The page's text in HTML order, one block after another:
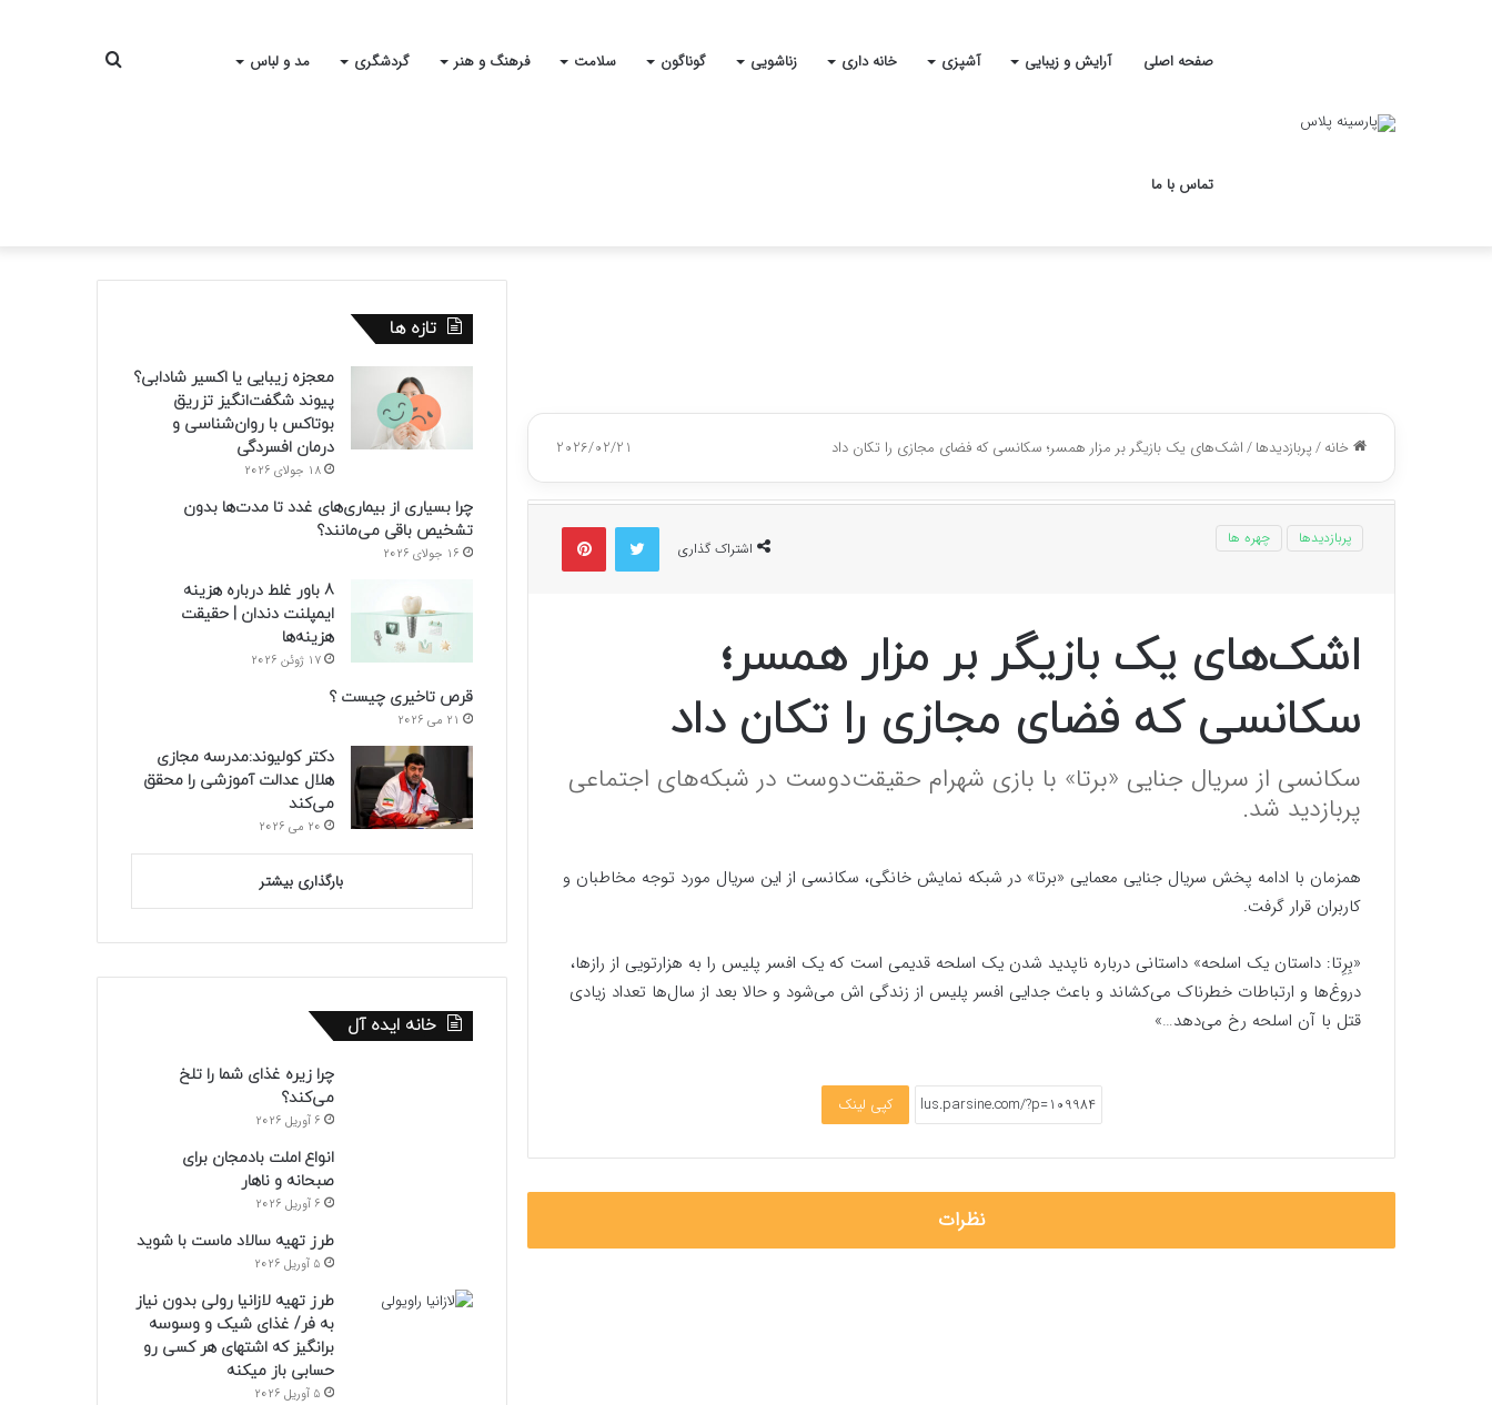
صفحه اصلی آرایش و زیبایی آشپزی خانه داری زناشویی گوناگون سلامت فرهنگ و هنر گردشگری مد و لباس
تماس با ما
جستجو
خانه/پربازدیدها/اشک‌های یک بازیگر بر مزار همسر؛ سکانسی که فضای مجازی را تکان داد 2026/02/21
اشتراک گذاری
توییتر پینتریست
پربازدیدها چهره ها
اشک‌های یک بازیگر بر مزار همسر؛
سکانسی که فضای مجازی را تکان داد
سکانسی از سریال جنایی «برتا» با بازی شهرام حقیقت‌دوست در شبکه‌های اجتماعی
پربازدید شد.
همزمان با ادامه پخش سریال جنایی معمایی «برتا» در شبکه نمایش خانگی، سکانسی از این سریال مورد توجه مخاطبان و
کاربران قرار گرفت.
«بِرِتا: داستان یک اسلحه» داستانی درباره ناپدید شدن یک اسلحه قدیمی است که یک افسر پلیس را به هزارتویی از رازها،
دروغ‌ها و ارتباطات خطرناک می‌کشاند و باعث جدایی افسر پلیس از زندگی اش می‌شود و حالا بعد از سال‌ها تعداد زیادی
قتل با آن اسلحه رخ می‌دهد…»
کپی لینک
نظرات
تازه ها
معجزه زیبایی یا اکسیر شادابی؟
پیوند شگفت‌انگیز تزریق
بوتاکس با روان‌شناسی و
درمان افسردگی
18 جولای 2026
چرا بسیاری از بیماری‌های غدد تا مدت‌ها بدون
تشخیص باقی می‌مانند؟
16 جولای 2026
8 باور غلط درباره هزینه
ایمپلنت دندان | حقیقت
هزینه‌ها
17 ژوئن 2026
قرص تاخیری چیست ؟
21 می 2026
دکتر کولیوند:مدرسه مجازی
هلال عدالت آموزشی را محقق
می‌کند
20 می 2026
بارگذاری بیشتر
خانه ایده آل
چرا زیره غذای شما را تلخ
می‌کند؟
6 آوریل 2026
انواع املت بادمجان برای
صبحانه و ناهار
6 آوریل 2026
طرز تهیه سالاد ماست با شوید
5 آوریل 2026
طرز تهیه لازانیا رولی بدون نیاز
به فر/ غذای شیک و وسوسه
برانگیز که اشتهای هر کسی رو
حسابی باز میکنه
5 آوریل 2026